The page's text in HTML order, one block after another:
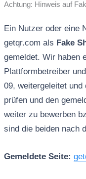
Achtung: Hinweis auf
Ein Nutzer oder eine
getqr.com als Fake
gemeldet. Wir haben
Plattformbetreiber
09, weitergeleitet
prüfen und den
weiter zu bewerben
sind die beiden nach
Gemeldete Seite: